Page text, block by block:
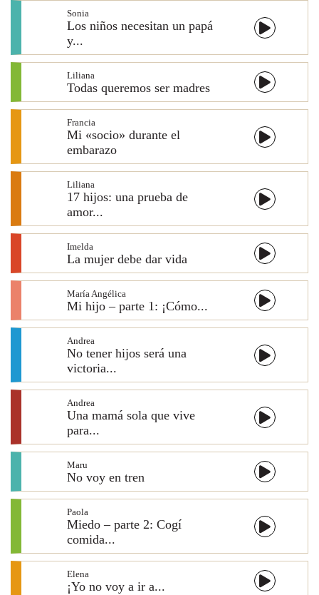
Sonia
Los niños necesitan un papá
y...
Liliana
Todas queremos ser madres
Francia
Mi «socio» durante el
embarazo
Liliana
17 hijos: una prueba de
amor...
Imelda
La mujer debe dar vida
María Angélica
Mi hijo – parte 1: ¡Cómo...
Andrea
No tener hijos será una
victoria...
Andrea
Una mamá sola que vive
para...
Maru
No voy en tren
Paola
Miedo – parte 2: Cogí
comida...
Elena
¡Yo no voy a ir a...